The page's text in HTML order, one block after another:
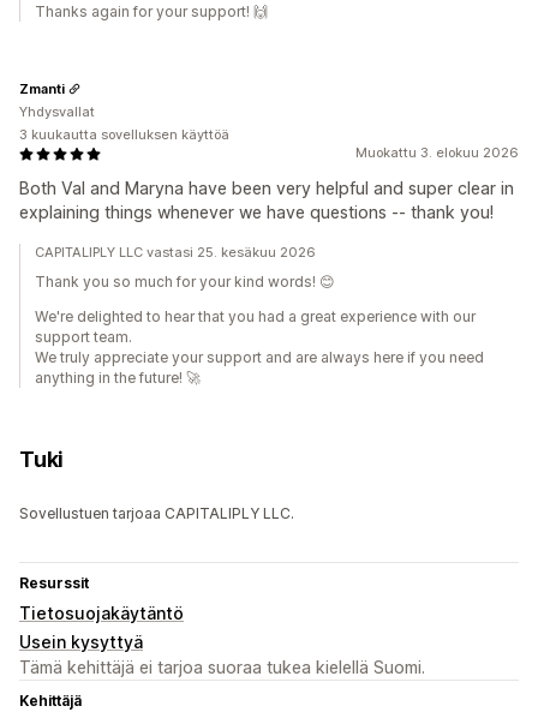
Thanks again for your support! 🙌
Muokattu 3. elokuu 2026
Both Val and Maryna have been very helpful and super clear in
explaining things whenever we have questions -- thank you!
Zmanti
Yhdysvallat
3 kuukautta sovelluksen käyttöä
CAPITALIPLY LLC vastasi 25. kesäkuu 2026
Thank you so much for your kind words! 😊
We're delighted to hear that you had a great experience with our
support team.
We truly appreciate your support and are always here if you need
anything in the future! 🚀
Tuki
Sovellustuen tarjoaa CAPITALIPLY LLC.
Resurssit
Tietosuojakäytäntö
Usein kysyttyä
Tämä kehittäjä ei tarjoa suoraa tukea kielellä Suomi.
Kehittäjä